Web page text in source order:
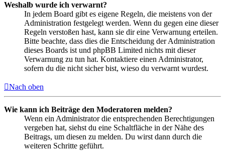
Weshalb wurde ich verwarnt?
In jedem Board gibt es eigene Regeln, die meistens von der
Administration festgelegt werden. Wenn du gegen eine dieser
Regeln verstoßen hast, kann sie dir eine Verwarnung erteilen.
Bitte beachte, dass dies die Entscheidung der Administration
dieses Boards ist und phpBB Limited nichts mit dieser
Verwarnung zu tun hat. Kontaktiere einen Administrator,
sofern du die nicht sicher bist, wieso du verwarnt wurdest.
Nach oben
Wie kann ich Beiträge den Moderatoren melden?
Wenn ein Administrator die entsprechenden Berechtigungen
vergeben hat, siehst du eine Schaltfläche in der Nähe des
Beitrags, um diesen zu melden. Du wirst dann durch die
weiteren Schritte geführt.